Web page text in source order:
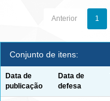
Anterior 1
Conjunto de itens:
Data de
publicação
Data de
defesa